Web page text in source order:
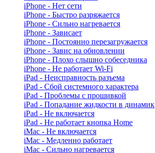
iPhone - Нет сети
iPhone - Быстро разряжается
iPhone - Сильно нагревается
iPhone - Зависает
iPhone - Постоянно перезагружается
iPhone - Завис на обновлении
iPhone - Плохо слышно собеседника
iPhone - Не работает Wi-Fi
iPad - Неисправность разъема
iPad - Сбой системного характера
iPad - Проблемы с прошивкой
iPad - Попадание жидкости в динамик
iPad - Не включается
iPad - Не работает кнопка Home
iMac - Не включается
iMac - Медленно работает
iMac - Сильно нагревается